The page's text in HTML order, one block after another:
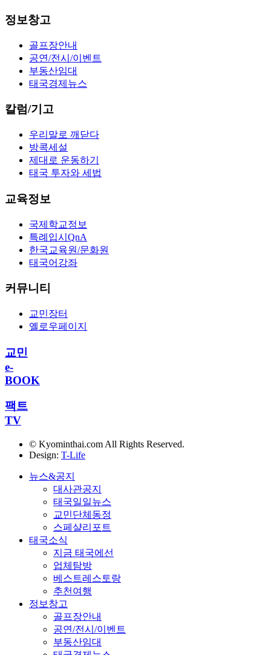
정보창고
골프장안내
공연/전시/이벤트
부동산임대
태국경제뉴스
칼럼/기고
우리말로 깨닫다
방콕세설
제대로 운동하기
태국 투자와 세법
교육정보
국제학교정보
특례입시QnA
한국교육원/문화원
태국어강좌
커뮤니티
교민장터
옐로우페이지
교민
e-
BOOK
팩트
TV
© Kyominthai.com All Rights Reserved.
Design: T-Life
뉴스&공지
대사관공지
태국일일뉴스
교민단체동정
스페샬리포트
태국소식
지금 태국에선
업체탐방
베스트레스토랑
추천여행
정보창고
골프장안내
공연/전시/이벤트
부동산임대